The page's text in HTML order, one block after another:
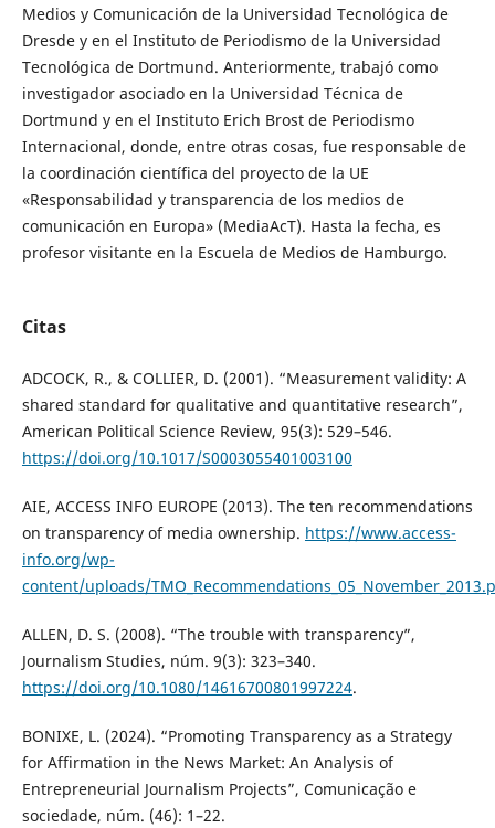
Medios y Comunicación de la Universidad Tecnológica de
Dresde y en el Instituto de Periodismo de la Universidad
Tecnológica de Dortmund. Anteriormente, trabajó como
investigador asociado en la Universidad Técnica de
Dortmund y en el Instituto Erich Brost de Periodismo
Internacional, donde, entre otras cosas, fue responsable de
la coordinación científica del proyecto de la UE
«Responsabilidad y transparencia de los medios de
comunicación en Europa» (MediaAcT). Hasta la fecha, es
profesor visitante en la Escuela de Medios de Hamburgo.
Citas
ADCOCK, R., & COLLIER, D. (2001). “Measurement validity: A
shared standard for qualitative and quantitative research”,
American Political Science Review, 95(3): 529–546.
https://doi.org/10.1017/S0003055401003100
AIE, ACCESS INFO EUROPE (2013). The ten recommendations
on transparency of media ownership. https://www.access-
info.org/wp-
content/uploads/
ALLEN, D. S. (2008). “The trouble with transparency”,
Journalism Studies, núm. 9(3): 323–340.
https://doi.org/10.1080/14616700801997224.
BONIXE, L. (2024). “Promoting Transparency as a Strategy
for Affirmation in the News Market: An Analysis of
Entrepreneurial Journalism Projects”, Comunicação e
sociedade, núm. (46): 1–22.